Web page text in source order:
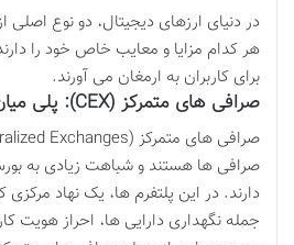
در دنیای ارزهای دیجیتال، دو نوع اصلی
هر کدام مزایا و معایب خاص خود را
برای کاربران به ارمغان می آورند.
صرافی های متمرکز (CEX): پلی میان سنت و نوآوری
صرافی ها هستند و شباهت زیادی به
دارند. در این پلتفرم ها، یک نهاد مرکزی
جمله نگهداری دارایی ها، احراز هویت